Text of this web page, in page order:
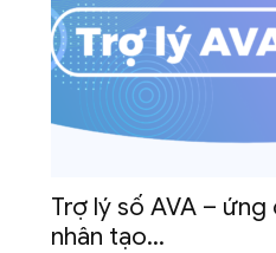
Trợ lý số AVA –
nhân tạo...